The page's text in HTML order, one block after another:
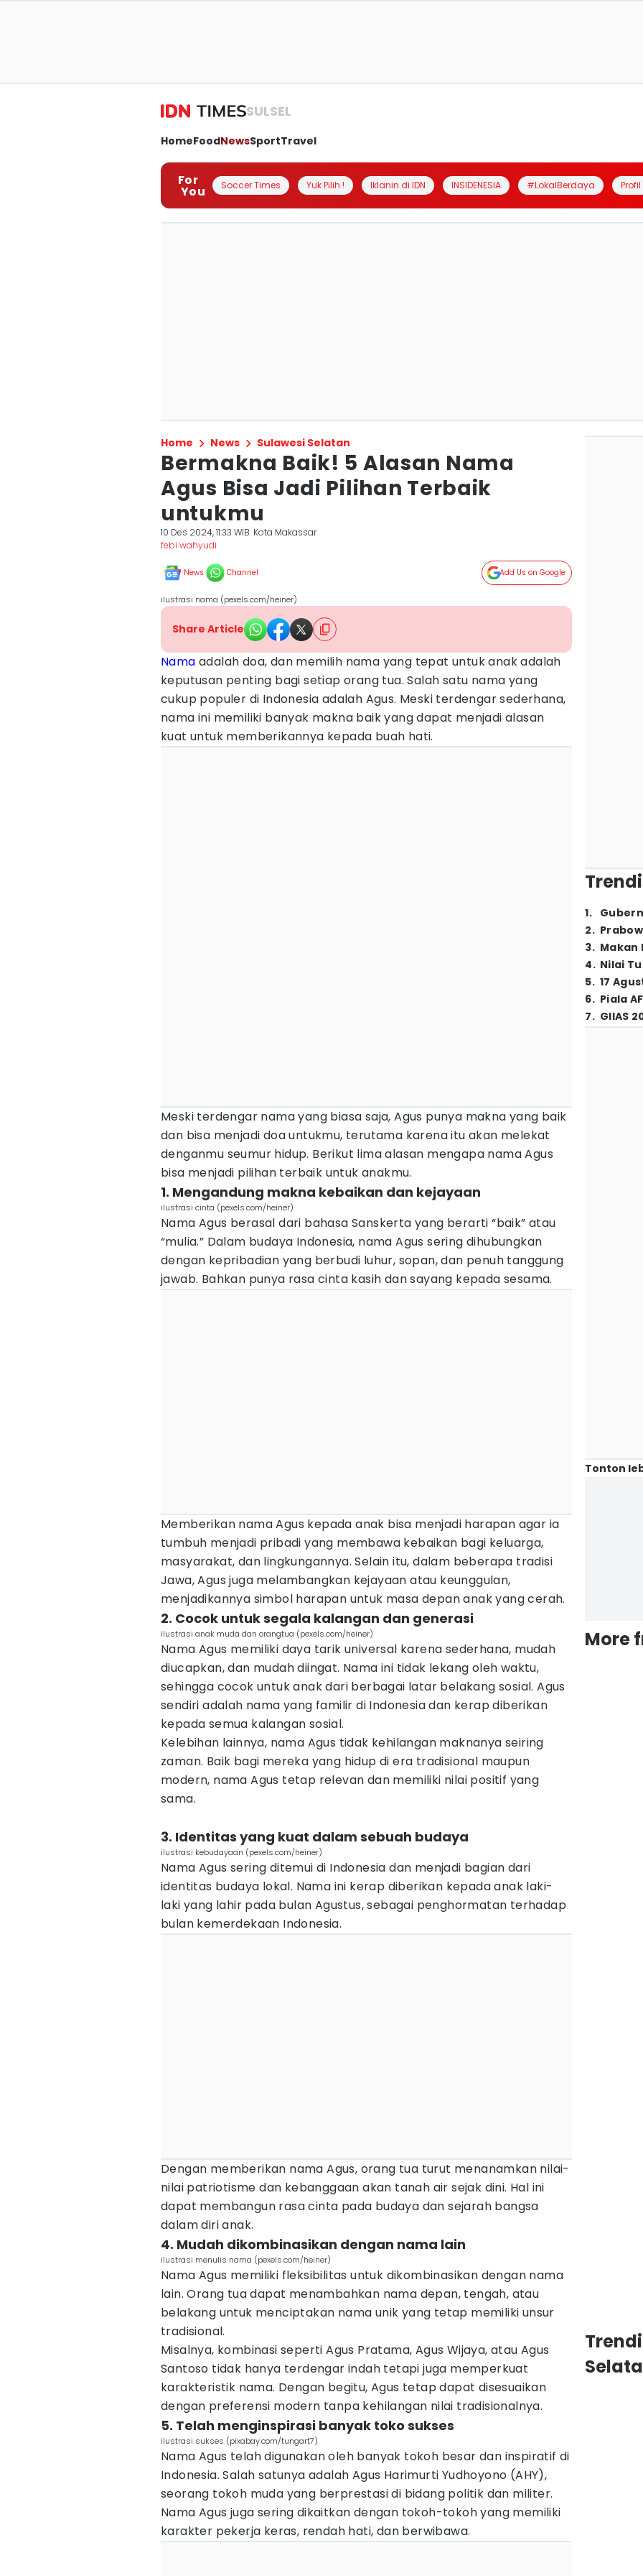
SULSEL
HomeFoodNewsSportTravel
For
You Soccer Times Yuk Pilih ! Iklanin di IDN INSIDENESIA #LokalBerdaya
Home News Sulawesi Selatan
Bermakna Baik! 5 Alasan Nama
Agus Bisa Jadi Pilihan Terbaik
untukmu
10 Des 2024, 11:33 WIB Kota Makassar
febi wahyudi
News Channel Add Us on Google
ilustrasi nama (pexels.com/heiner)
Share Article
Nama adalah doa, dan memilih nama yang tepat untuk anak adalah
keputusan penting bagi setiap orang tua. Salah satu nama yang
cukup populer di Indonesia adalah Agus. Meski terdengar sederhana,
nama ini memiliki banyak makna baik yang dapat menjadi alasan
kuat untuk memberikannya kepada buah hati.
Meski terdengar nama yang biasa saja, Agus punya makna yang baik
dan bisa menjadi doa untukmu, terutama karena itu akan melekat
denganmu seumur hidup. Berikut lima alasan mengapa nama Agus
bisa menjadi pilihan terbaik untuk anakmu.
1. Mengandung makna kebaikan dan kejayaan
ilustrasi cinta (pexels.com/heiner)
Nama Agus berasal dari bahasa Sanskerta yang berarti “baik” atau
“mulia.” Dalam budaya Indonesia, nama Agus sering dihubungkan
dengan kepribadian yang berbudi luhur, sopan, dan penuh tanggung
jawab. Bahkan punya rasa cinta kasih dan sayang kepada sesama.
Memberikan nama Agus kepada anak bisa menjadi harapan agar ia
tumbuh menjadi pribadi yang membawa kebaikan bagi keluarga,
masyarakat, dan lingkungannya. Selain itu, dalam beberapa tradisi
Jawa, Agus juga melambangkan kejayaan atau keunggulan,
menjadikannya simbol harapan untuk masa depan anak yang cerah.
2. Cocok untuk segala kalangan dan generasi
ilustrasi anak muda dan orangtua (pexels.com/heiner)
Nama Agus memiliki daya tarik universal karena sederhana, mudah
diucapkan, dan mudah diingat. Nama ini tidak lekang oleh waktu,
sehingga cocok untuk anak dari berbagai latar belakang sosial. Agus
sendiri adalah nama yang familir di Indonesia dan kerap diberikan
kepada semua kalangan sosial.
Kelebihan lainnya, nama Agus tidak kehilangan maknanya seiring
zaman. Baik bagi mereka yang hidup di era tradisional maupun
modern, nama Agus tetap relevan dan memiliki nilai positif yang
sama.
3. Identitas yang kuat dalam sebuah budaya
ilustrasi kebudayaan (pexels.com/heiner)
Nama Agus sering ditemui di Indonesia dan menjadi bagian dari
identitas budaya lokal. Nama ini kerap diberikan kepada anak laki-
laki yang lahir pada bulan Agustus, sebagai penghormatan terhadap
bulan kemerdekaan Indonesia.
Dengan memberikan nama Agus, orang tua turut menanamkan nilai-
nilai patriotisme dan kebanggaan akan tanah air sejak dini. Hal ini
dapat membangun rasa cinta pada budaya dan sejarah bangsa
dalam diri anak.
4. Mudah dikombinasikan dengan nama lain
ilustrasi menulis nama (pexels.com/heiner)
Nama Agus memiliki fleksibilitas untuk dikombinasikan dengan nama
lain. Orang tua dapat menambahkan nama depan, tengah, atau
belakang untuk menciptakan nama unik yang tetap memiliki unsur
tradisional.
Misalnya, kombinasi seperti Agus Pratama, Agus Wijaya, atau Agus
Santoso tidak hanya terdengar indah tetapi juga memperkuat
karakteristik nama. Dengan begitu, Agus tetap dapat disesuaikan
dengan preferensi modern tanpa kehilangan nilai tradisionalnya.
5. Telah menginspirasi banyak toko sukses
ilustrasi sukses (pixabay.com/tungart7)
Nama Agus telah digunakan oleh banyak tokoh besar dan inspiratif di
Indonesia. Salah satunya adalah Agus Harimurti Yudhoyono (AHY),
seorang tokoh muda yang berprestasi di bidang politik dan militer.
Nama Agus juga sering dikaitkan dengan tokoh-tokoh yang memiliki
karakter pekerja keras, rendah hati, dan berwibawa.
1.
2.
3. Makan
4. Nilai
5. 17
6. Piala
7. GIIAS
Tonton
More